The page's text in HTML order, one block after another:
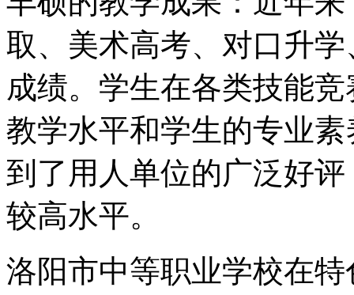
取、美术高考、对口升
成绩。学生在各类技能
教学水平和学生的专业
到了用人单位的广泛好
较高水平。
洛阳市中等职业学校在